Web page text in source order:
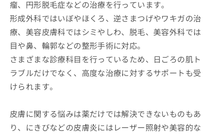
瘤、円形脱毛症などの治療を行っています。
形成外科ではいぼやほくろ、逆さまつげやワキガの治
療、美容皮膚科ではシミやしわ、脱毛、美容外科では
目や鼻、輪郭などの整形手術に対応。
さまざまな診療科目を行っているため、日ごろの肌ト
ラブルだけでなく、高度な治療に対するサポートも受
けられます。
皮膚に関する悩みは薬だけでは解決できないものもあ
り、にきびなどの皮膚炎にはレーザー照射や美容的な